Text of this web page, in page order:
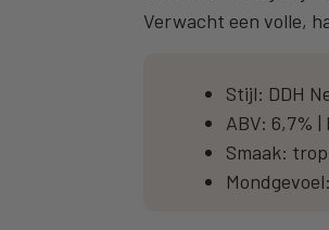
Verwacht een volle,
Stijl: DDH
ABV: 6,7% |
Smaak: